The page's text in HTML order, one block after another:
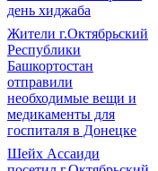
день хиджаба
Жители г.Октябрьский
Республики
Башкортостан
отправили
необходимые вещи и
медикаменты для
госпиталя в Донецке
Шейх Ассаиди